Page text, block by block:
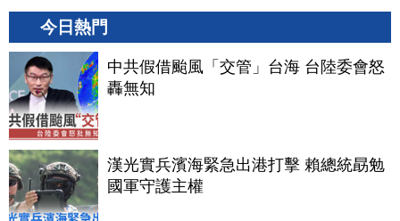
今日熱門
中共假借颱風「交管」台海 台陸委會怒
轟無知
漢光實兵濱海緊急出港打擊 賴總統勗勉
國軍守護主權